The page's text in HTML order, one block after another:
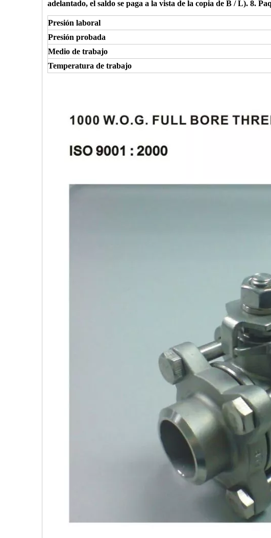
adelantado, el saldo se paga a la vista de la copia de B / L). 8.
Presión laboral
Presión probada
Medio de trabajo
Temperatura de trabajo